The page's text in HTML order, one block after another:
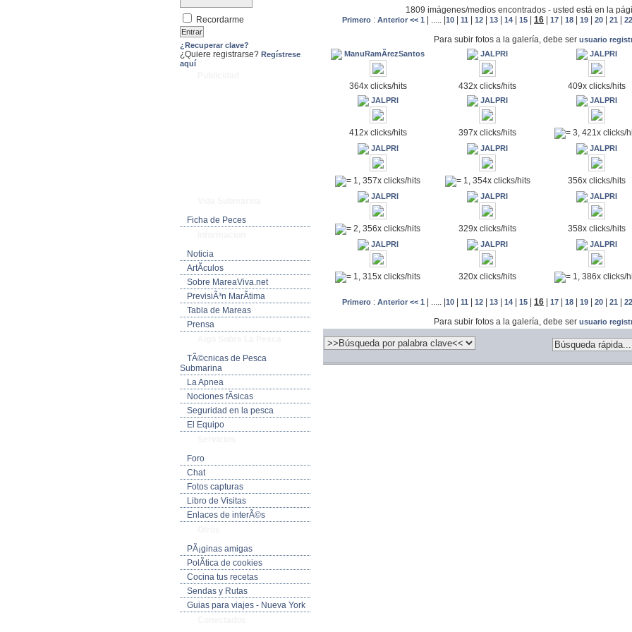
Recordarme
¿Recuperar clave?
¿Quiere registrarse? Regístrese
aquí
Ficha de Peces
Noticia
ArtÃ­culos
Sobre MareaViva.net
PrevisiÃ³n MarÃ­tima
Tabla de Mareas
Prensa
TÃ©cnicas de Pesca
Submarina
La Apnea
Nociones fÃ­sicas
Seguridad en la pesca
El Equipo
Foro
Chat
Fotos capturas
Libro de Visitas
Enlaces de interÃ©s
PÃ¡ginas amigas
PolÃ­tica de cookies
Cocina tus recetas
Sendas y Rutas
Guias para viajes - Nueva York
1809 imágenes/medios encontrados - usted está en la
Primero : Anterior << 1 | ..... |10 | 11 | 12 | 13 | 14 | 15 | 16 | 17 | 18 | 19 | 20 | 21 | 22
Para subir fotos a la galería, debe ser usuario
ManuRamÃ­rezSantos
JALPRI JALPRI
364x clicks/hits 432x clicks/hits 409x clicks/hits
JALPRI JALPRI JALPRI
412x clicks/hits 397x clicks/hits = 3, 421x clicks/
JALPRI JALPRI JALPRI
= 1, 357x clicks/hits = 1, 354x clicks/hits 356x clicks/hits
JALPRI JALPRI JALPRI
= 2, 356x clicks/hits 329x clicks/hits 358x clicks/hits
JALPRI JALPRI JALPRI
= 1, 315x clicks/hits 320x clicks/hits = 1, 386x clicks/
Primero : Anterior << 1 ..... 10 11 12 13 14 15 16 17 18 19 20 21 22
Para subir fotos a la galería, debe ser usuario